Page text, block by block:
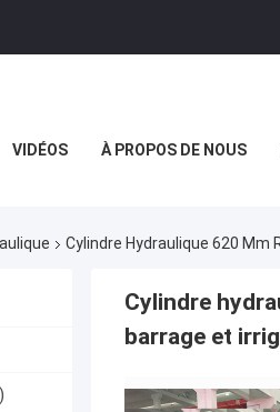
VIDÉOS À PROPOS DE NOUS
Cylindre Hydraulique 620 Mm
Cylindre
barrage et